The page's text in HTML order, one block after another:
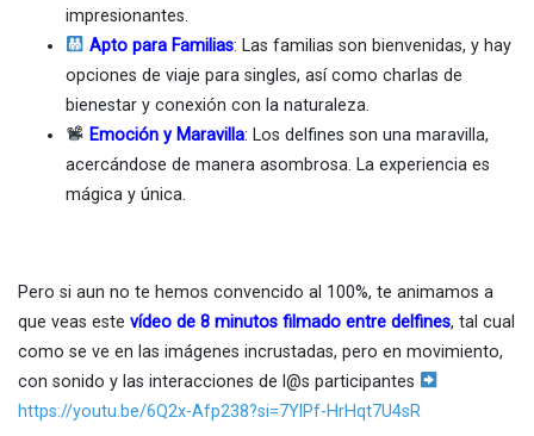
impresionantes.
Apto para Familias: Las familias son bienvenidas, y hay
opciones de viaje para singles, así como charlas de
bienestar y conexión con la naturaleza.
Emoción y Maravilla: Los delfines son una maravilla,
acercándose de manera asombrosa. La experiencia es
mágica y única.
Pero si aun no te hemos convencido al 100%, te animamos a
que veas este vídeo de 8 minutos filmado entre delfines, tal cual
como se ve en las imágenes incrustadas, pero en movimiento,
con sonido y las interacciones de l@s participantes
https://youtu.be/6Q2x-Afp238?si=7YlPf-HrHqt7U4sR